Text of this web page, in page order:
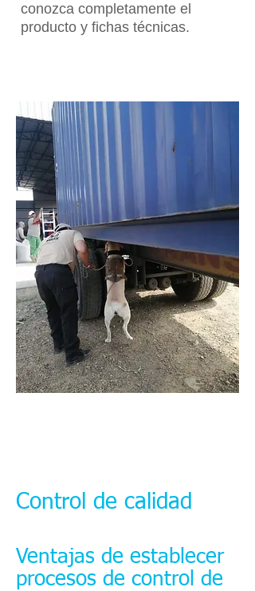
conozca completamente el
producto y fichas técnicas.
Control de calidad
Ventajas de establecer
procesos de control de